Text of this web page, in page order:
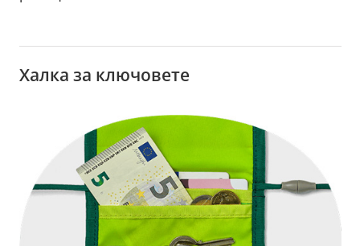
Халка за ключовете